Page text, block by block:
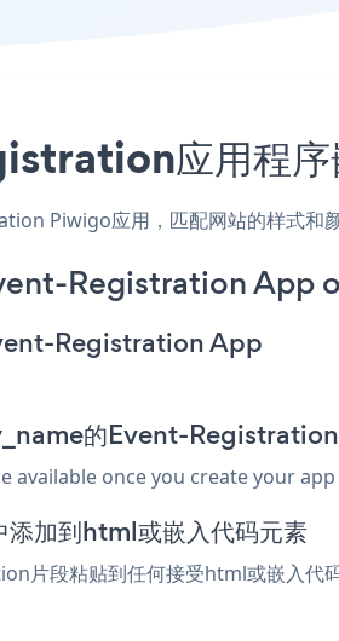
应用程序
Piwigo应用，匹配网站的样式和
Registration App
Registration App
的Event-Registration
available once you create your app
加到html或嵌入代码元素
片段粘贴到任何接受html或嵌入代